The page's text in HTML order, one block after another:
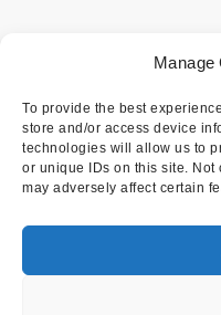
Manage
To provide the best
store and/or access device
technologies will allow us to
or unique IDs on this site.
may adversely affect certain